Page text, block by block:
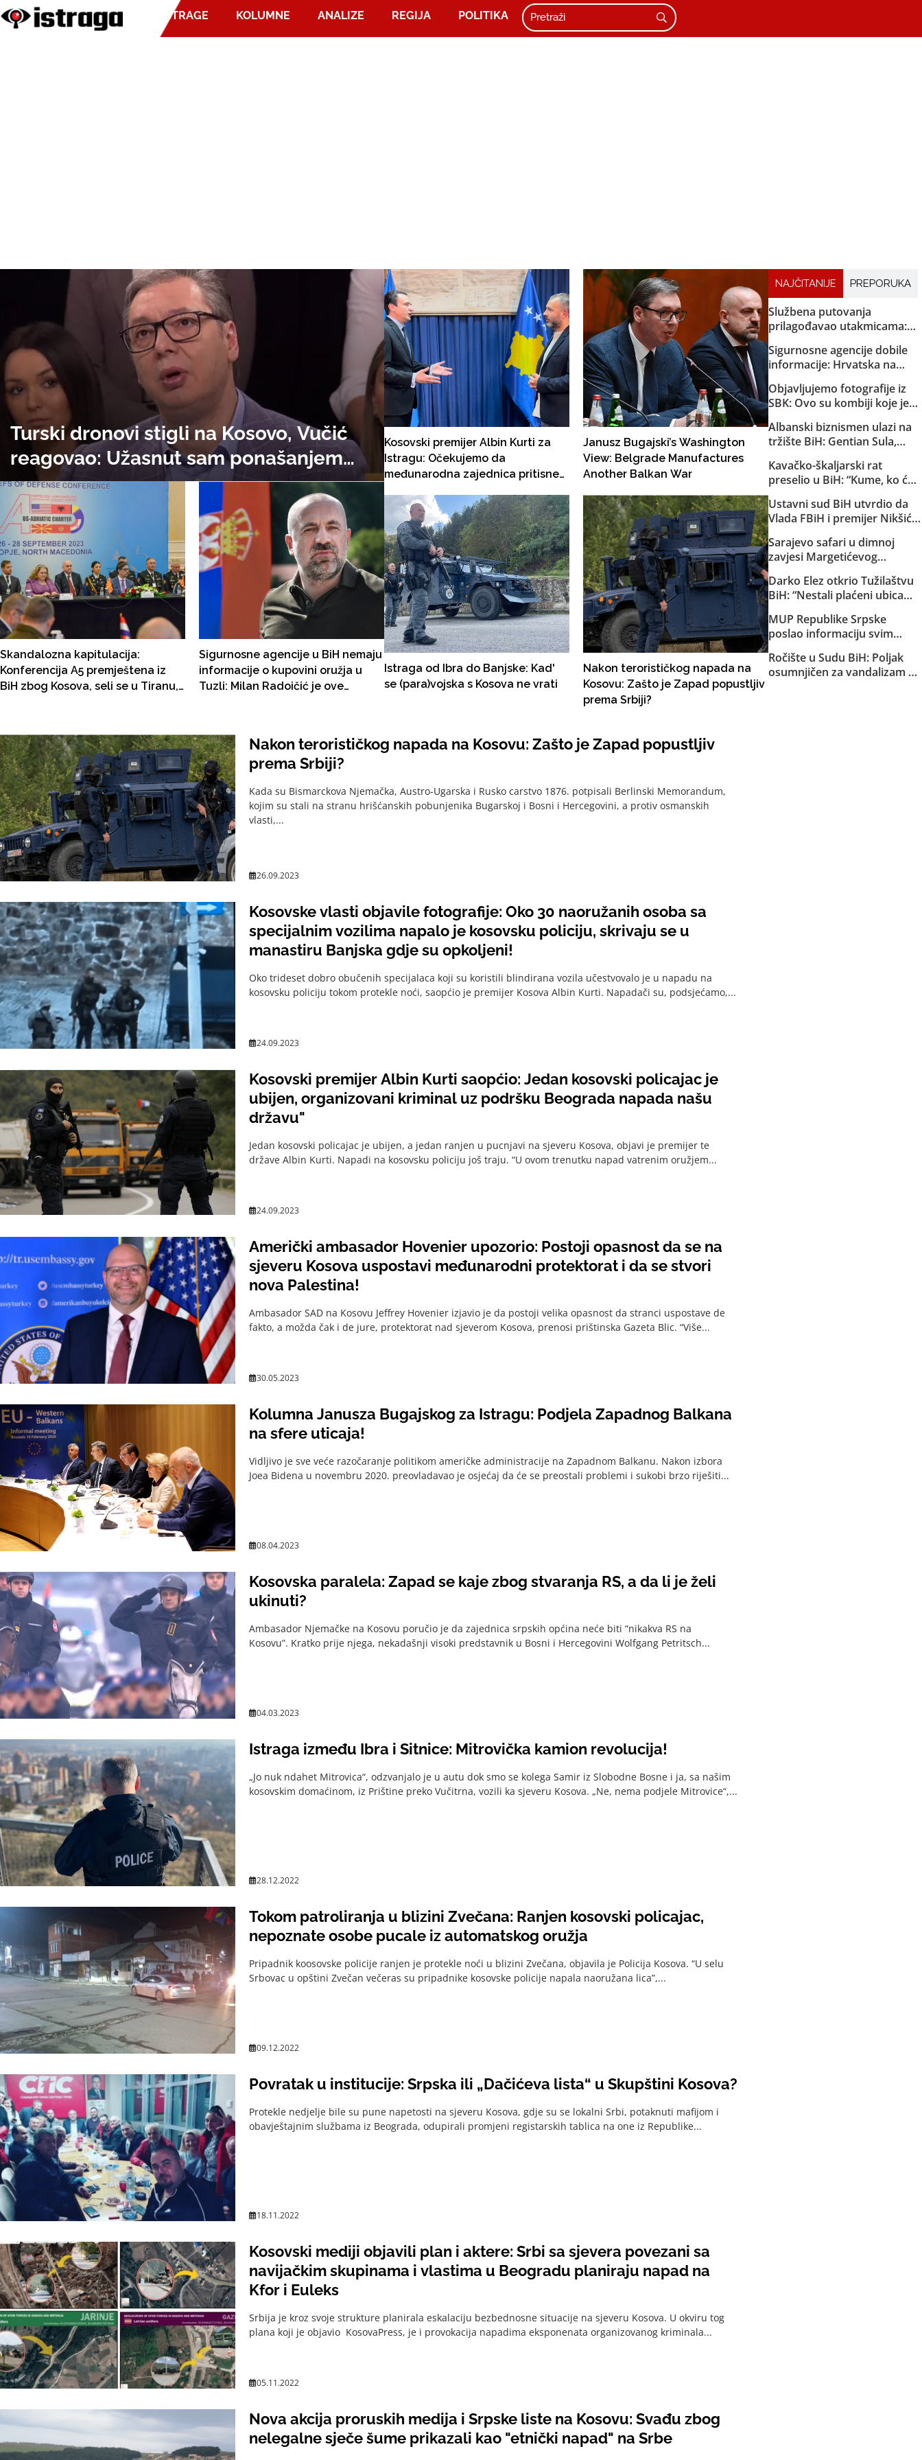
ISTRAGE KOLUMNE ANALIZE REGIJA POLITIKA
Turski dronovi stigli na Kosovo, Vučić
reagovao: Užasnut sam ponašanjem
Turske, sanjaju obnovu Osmanskog
carstva
Skandalozna kapitulacija:
Konferencija A5 premještena iz
BiH zbog Kosova, seli se u Tiranu,
Sigurnosne agencije u BiH nemaju
informacije o kupovini oružja u
Tuzli: Milan Radoičić je ove
Kosovski premijer Albin Kurti za
Istragu: Očekujemo da
međunarodna zajednica pritisne
koji su napali našu zemlju!
Janusz Bugajski’s Washington
View: Belgrade Manufactures
Another Balkan War
Istraga od Ibra do Banjske: Kad'
se (para)vojska s Kosova ne vrati
Nakon terorističkog napada na
Kosovu: Zašto je Zapad popustljiv
prema Srbiji?
NAJČITANIJE PREPORUKA
Službena putovanja
prilagođavao utakmicama:
državnom trošku pratio
reprezentaciju BiH
Sigurnosne agencije dobile
informacije: Hrvatska na
centar kako bi u BiH mogla
ilegalno prebacivati migrante
Objavljujemo fotografije iz
SBK: Ovo su kombiji koje je
Republike Srpske za akciju u
Bugojnu!
Albanski biznismen ulazi na
tržište BiH: Gentian Sula,
u dvije države, dobio licencu
DERK-a za trgovinu strujom
Kavačko-škaljarski rat
preselio u BiH: “Kume, ko će
Ustavni sud BiH utvrdio da
Vlada FBiH i premijer Nikšić
odluka: Sud obavijestio
državno Tužilaštvo
Sarajevo safari u dimnoj
zavjesi Margetićevog
medijski spektakl i nula
konkretnih dokaza
Darko Elez otkrio Tužilaštvu
BiH: “Nestali plaćeni ubica
zakopan kod bob staze na
Trebeviću”
MUP Republike Srpske
poslao informaciju svim
“Dobili smo informaciju da je
autobomba zaplijenjena u
Ročište u Sudu BiH: Poljak
osumnjičen za vandalizam u
Nakon terorističkog napada na Kosovu: Zašto je Zapad popustljiv
prema Srbiji?
Kada su Bismarckova Njemačka, Austro-Ugarska i Rusko carstvo 1876. potpisali Berlinski Memorandum,
kojim su stali na stranu hrišćanskih pobunjenika Bugarskoj i Bosni i Hercegovini, a protiv osmanskih
vlasti,...
26.09.2023
Kosovske vlasti objavile fotografije: Oko 30 naoružanih osoba sa
specijalnim vozilima napalo je kosovsku policiju, skrivaju se u
manastiru Banjska gdje su opkoljeni!
Oko trideset dobro obučenih specijalaca koji su koristili blindirana vozila učestvovalo je u napadu na
kosovsku policiju tokom protekle noći, saopćio je premijer Kosova Albin Kurti. Napadači su, podsjećamo,...
24.09.2023
Kosovski premijer Albin Kurti saopćio: Jedan kosovski policajac je
ubijen, organizovani kriminal uz podršku Beograda napada našu
državu"
Jedan kosovski policajac je ubijen, a jedan ranjen u pucnjavi na sjeveru Kosova, objavi je premijer te
države Albin Kurti. Napadi na kosovsku policiju još traju. “U ovom trenutku napad vatrenim oružjem...
24.09.2023
Američki ambasador Hovenier upozorio: Postoji opasnost da se na
sjeveru Kosova uspostavi međunarodni protektorat i da se stvori
nova Palestina!
Ambasador SAD na Kosovu Jeffrey Hovenier izjavio je da postoji velika opasnost da stranci uspostave de
fakto, a možda čak i de jure, protektorat nad sjeverom Kosova, prenosi prištinska Gazeta Blic. “Više...
30.05.2023
Kolumna Janusza Bugajskog za Istragu: Podjela Zapadnog Balkana
na sfere uticaja!
Vidljivo je sve veće razočaranje politikom američke administracije na Zapadnom Balkanu. Nakon izbora
Joea Bidena u novembru 2020. preovladavao je osjećaj da će se preostali problemi i sukobi brzo riješiti...
08.04.2023
Kosovska paralela: Zapad se kaje zbog stvaranja RS, a da li je želi
ukinuti?
Ambasador Njemačke na Kosovu poručio je da zajednica srpskih općina neće biti “nikakva RS na
Kosovu”. Kratko prije njega, nekadašnji visoki predstavnik u Bosni i Hercegovini Wolfgang Petritsch...
04.03.2023
Istraga između Ibra i Sitnice: Mitrovička kamion revolucija!
„Jo nuk ndahet Mitrovica“, odzvanjalo je u autu dok smo se kolega Samir iz Slobodne Bosne i ja, sa našim
kosovskim domaćinom, iz Prištine preko Vučitrna, vozili ka sjeveru Kosova. „Ne, nema podjele Mitrovice“,...
28.12.2022
Tokom patroliranja u blizini Zvečana: Ranjen kosovski policajac,
nepoznate osobe pucale iz automatskog oružja
Pripadnik koosovske policije ranjen je protekle noći u blizini Zvečana, objavila je Policija Kosova. “U selu
Srbovac u opštini Zvečan večeras su pripadnike kosovske policije napala naoružana lica”,...
09.12.2022
Povratak u institucije: Srpska ili „Dačićeva lista“ u Skupštini Kosova?
Protekle nedjelje bile su pune napetosti na sjeveru Kosova, gdje su se lokalni Srbi, potaknuti mafijom i
obavještajnim službama iz Beograda, odupirali promjeni registarskih tablica na one iz Republike...
18.11.2022
Kosovski mediji objavili plan i aktere: Srbi sa sjevera povezani sa
navijačkim skupinama i vlastima u Beogradu planiraju napad na
Kfor i Euleks
Srbija je kroz svoje strukture planirala eskalaciju bezbednosne situacije na sjeveru Kosova. U okviru tog
plana koji je objavio KosovaPress, je i provokacija napadima eksponenata organizovanog kriminala...
05.11.2022
Nova akcija proruskih medija i Srpske liste na Kosovu: Svađu zbog
nelegalne sječe šume prikazali kao "etnički napad" na Srbe